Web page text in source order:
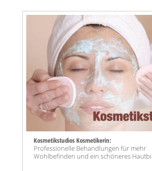
Kosmetikstudios Kosmetikerin:
Professionelle Behandlungen für mehr
Wohlbefinden und ein schöneres